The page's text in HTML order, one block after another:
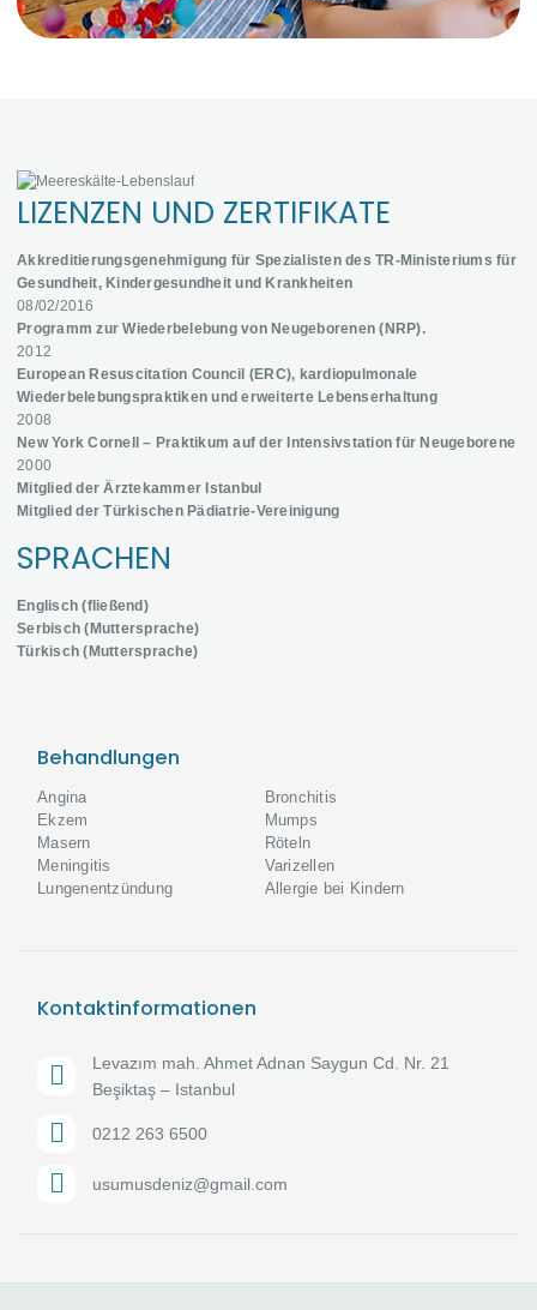
LIZENZEN UND ZERTIFIKATE
Akkreditierungsgenehmigung für Spezialisten des TR-Ministeriums für
Gesundheit, Kindergesundheit und Krankheiten
08/02/2016
Programm zur Wiederbelebung von Neugeborenen (NRP).
2012
European Resuscitation Council (ERC), kardiopulmonale
Wiederbelebungspraktiken und erweiterte Lebenserhaltung
2008
New York Cornell – Praktikum auf der Intensivstation für Neugeborene
2000
Mitglied der Ärztekammer Istanbul
Mitglied der Türkischen Pädiatrie-Vereinigung
SPRACHEN
Englisch (fließend)
Serbisch (Muttersprache)
Türkisch (Muttersprache)
Behandlungen
Angina
Bronchitis
Ekzem
Mumps
Masern
Röteln
Meningitis
Varizellen
Lungenentzündung
Allergie bei Kindern
Kontaktinformationen
Levazım mah. Ahmet Adnan Saygun Cd. Nr. 21
Beşiktaş – Istanbul
0212 263 6500
usumusdeniz@gmail.com